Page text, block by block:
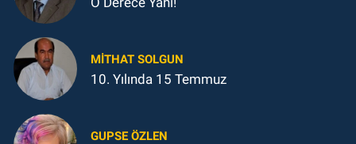
MITHAT SOLGUN
10. Yılında 15 Temmuz
GUPSE ÖZLEN